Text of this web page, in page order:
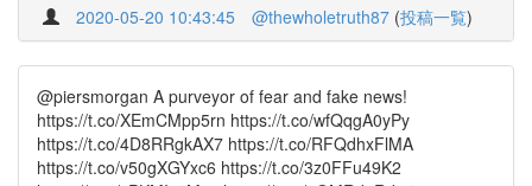
2020-05-20 10:43:45 @thewholetruth87 (投稿一覧)
@piersmorgan A purveyor of fear and fake news!
https://t.co/XEmCMpp5rn https://t.co/wfQqgA0yPy
https://t.co/4D8RRgkAX7 https://t.co/RFQdhxFlMA
https://t.co/v50gXGYxc6 https://t.co/3z0FFu49K2